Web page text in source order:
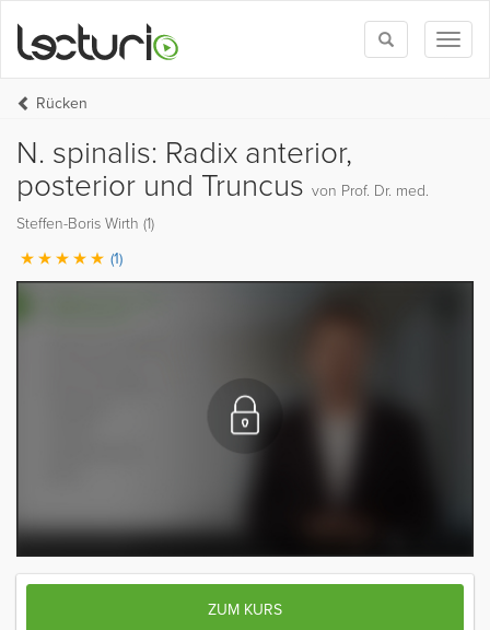
Toggle
search
Rücken
N. spinalis: Radix anterior,
posterior und Truncus von Prof. Dr. med.
Steffen-Boris Wirth (1)
(1)
ZUM KURS